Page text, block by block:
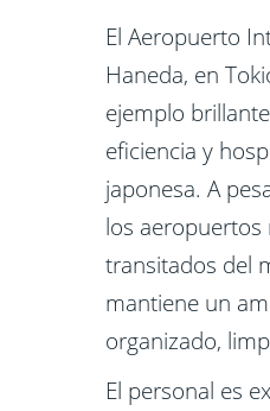
El Aeropuerto
Haneda, en
ejemplo
eficiencia y
japonesa. A
los aeropuertos
transitados del
mantiene un
organizado,
El personal es